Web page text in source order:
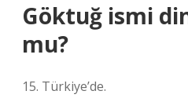
Göktuğ ismi
mu?
15. Türkiye’de.